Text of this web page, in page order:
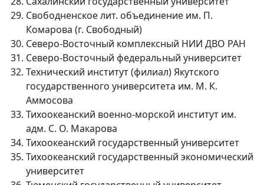
Свободненское лит. объединение им. П.
Комарова (г. Свободный)
Северо-Восточный комплексный НИИ ДВО РАН
Северо-Восточный федеральный университет
Технический институт (филиал) Якутского
государственного университета им. М. К.
Аммосова
Тихоокеанский военно-морской институт им.
адм. С. О. Макарова
Тихоокеанский государственный университет
Тихоокеанский государственный экономический
университет